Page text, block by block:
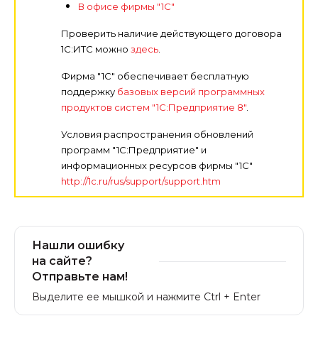
В офисе фирмы "1С"
Проверить наличие действующего договора
1С:ИТС можно здесь
Фирма "1С" обеспечивает бесплатную
поддержку базовых версий программных
продуктов систем "1С:Предприятие 8"
Условия распространения обновлений
программ "1С:Предприятие" и
информационных ресурсов фирмы "1С"
http://1c.ru/rus/support/support.htm
Нашли ошибку
на сайте?
Отправьте нам!
Выделите ее мышкой и нажмите Ctrl + Enter